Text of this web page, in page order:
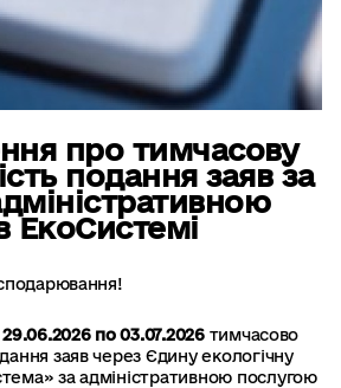
про тимчасову
подання заяв за
ЕкоСистемі
29.06.2026 по 03.07.2026тимчасово
заяв через Єдину екологічну
за адміністративною послугою